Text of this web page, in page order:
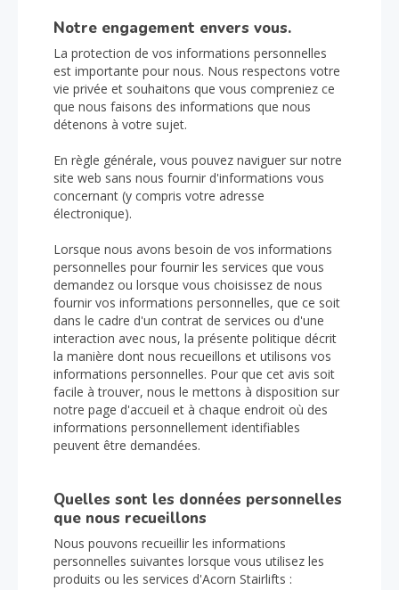
Notre engagement envers vous.
La protection de vos informations personnelles
est importante pour nous. Nous respectons votre
vie privée et souhaitons que vous compreniez ce
que nous faisons des informations que nous
détenons à votre sujet.
En règle générale, vous pouvez naviguer sur notre
site web sans nous fournir d'informations vous
concernant (y compris votre adresse
électronique).
Lorsque nous avons besoin de vos informations
personnelles pour fournir les services que vous
demandez ou lorsque vous choisissez de nous
fournir vos informations personnelles, que ce soit
dans le cadre d'un contrat de services ou d'une
interaction avec nous, la présente politique décrit
la manière dont nous recueillons et utilisons vos
informations personnelles. Pour que cet avis soit
facile à trouver, nous le mettons à disposition sur
notre page d'accueil et à chaque endroit où des
informations personnellement identifiables
peuvent être demandées.
Quelles sont les données personnelles
que nous recueillons
Nous pouvons recueillir les informations
personnelles suivantes lorsque vous utilisez les
produits ou les services d'Acorn Stairlifts :